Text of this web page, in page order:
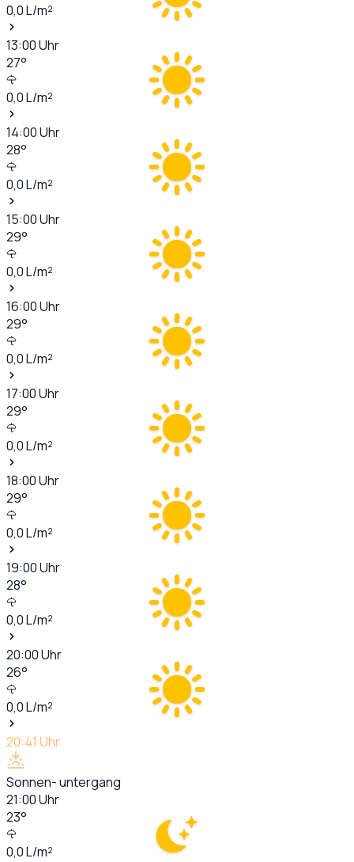
0,0L/m²
13:00Uhr
27°
0,0L/m²
14:00Uhr
28°
0,0L/m²
15:00Uhr
29°
0,0L/m²
16:00Uhr
29°
0,0L/m²
17:00Uhr
29°
0,0L/m²
18:00Uhr
29°
0,0L/m²
19:00Uhr
28°
0,0L/m²
20:00Uhr
26°
0,0L/m²
20:41 Uhr
Sonnen- untergang
21:00Uhr
23°
0,0L/m²